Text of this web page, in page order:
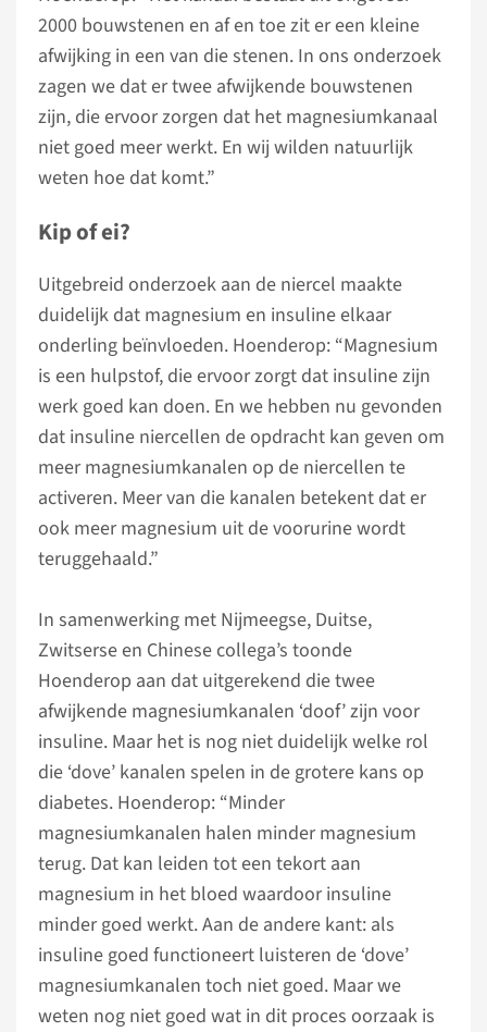
2000 bouwstenen en af en toe zit er een kleine
afwijking in een van die stenen. In ons onderzoek
zagen we dat er twee afwijkende bouwstenen
zijn, die ervoor zorgen dat het magnesiumkanaal
niet goed meer werkt. En wij wilden natuurlijk
weten hoe dat komt.”
Kip of ei?
Uitgebreid onderzoek aan de niercel maakte
duidelijk dat magnesium en insuline elkaar
onderling beïnvloeden. Hoenderop: “Magnesium
is een hulpstof, die ervoor zorgt dat insuline zijn
werk goed kan doen. En we hebben nu gevonden
dat insuline niercellen de opdracht kan geven om
meer magnesiumkanalen op de niercellen te
activeren. Meer van die kanalen betekent dat er
ook meer magnesium uit de voorurine wordt
teruggehaald.”
In samenwerking met Nijmeegse, Duitse,
Zwitserse en Chinese collega’s toonde
Hoenderop aan dat uitgerekend die twee
afwijkende magnesiumkanalen ‘doof’ zijn voor
insuline. Maar het is nog niet duidelijk welke rol
die ‘dove’ kanalen spelen in de grotere kans op
diabetes. Hoenderop: “Minder
magnesiumkanalen halen minder magnesium
terug. Dat kan leiden tot een tekort aan
magnesium in het bloed waardoor insuline
minder goed werkt. Aan de andere kant: als
insuline goed functioneert luisteren de ‘dove’
magnesiumkanalen toch niet goed. Maar we
weten nog niet goed wat in dit proces oorzaak is